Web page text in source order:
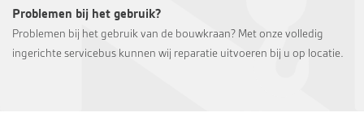
Problemen bij het gebruik?
Problemen bij het gebruik van de bouwkraan? Met onze volledig
ingerichte servicebus kunnen wij reparatie uitvoeren bij u op locatie.